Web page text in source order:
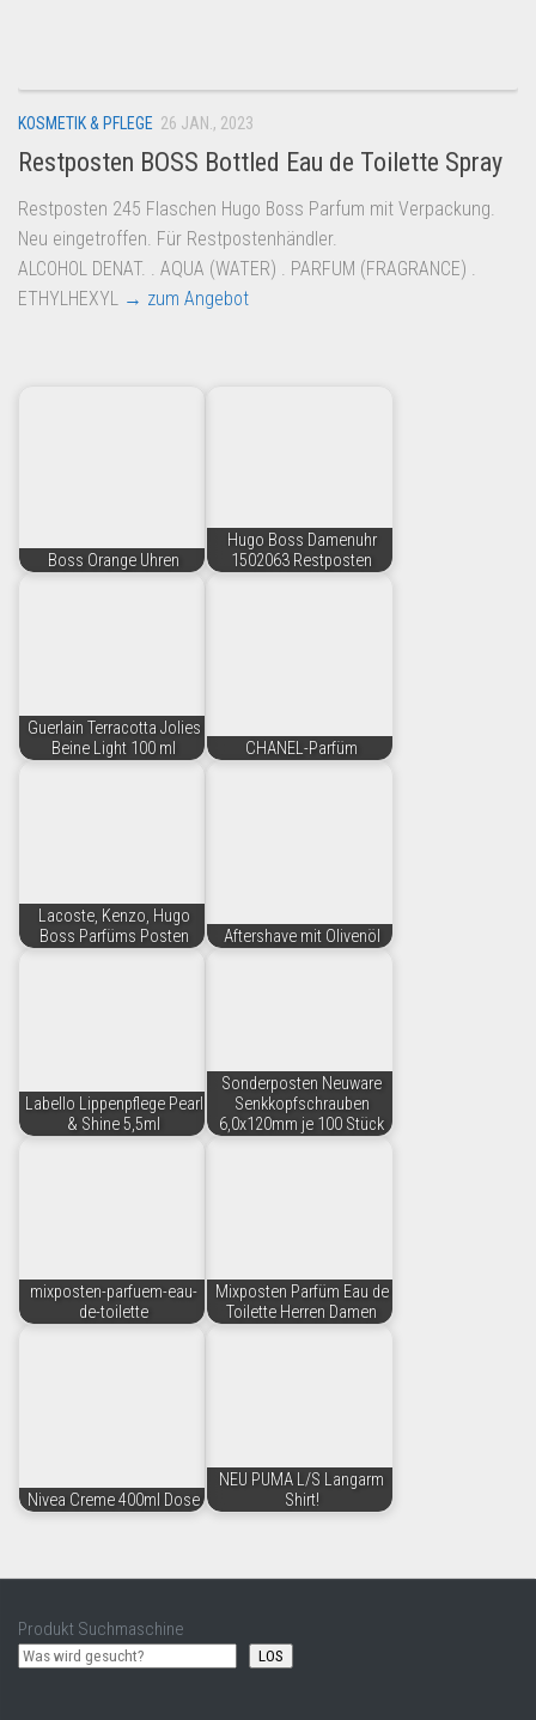
Amazon
Aldi
Lidl
Kostenlos verkaufen
Anmelden
KOSMETIK & PFLEGE 26 JAN., 2023
Restposten BOSS Bottled Eau de Toilette Spray
Restposten 245 Flaschen Hugo Boss Parfum mit Verpackung.
Neu eingetroffen. Für Restpostenhändler.
ALCOHOL DENAT. . AQUA (WATER) . PARFUM (FRAGRANCE) .
ETHYLHEXYL → zum Angebot
Boss Orange Uhren
Hugo Boss Damenuhr
1502063 Restposten
Guerlain Terracotta Jolies
Beine Light 100 ml
CHANEL-Parfüm
Lacoste, Kenzo, Hugo
Boss Parfüms Posten
Aftershave mit Olivenöl
Labello Lippenpflege Pearl
& Shine 5,5ml
Sonderposten Neuware
Senkkopfschrauben
6,0x120mm je 100 Stück
mixposten-parfuem-eau-
de-toilette
Mixposten Parfüm Eau de
Toilette Herren Damen
Nivea Creme 400ml Dose
NEU PUMA L/S Langarm
Shirt!
Produkt Suchmaschine
LOS